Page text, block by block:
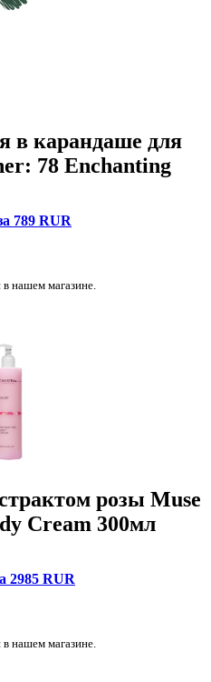
в карандаше для
78 Enchanting
789 RUR
нашем магазине.
розы Muse
Cream 300мл
2985 RUR
нашем магазине.